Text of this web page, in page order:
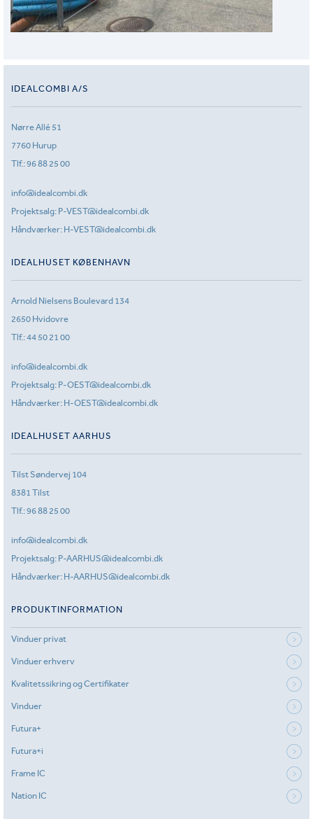
IDEALCOMBI A/S
Nørre Allé 51
7760 Hurup
Tlf.:96 88 25 00
info@idealcombi.dk
Projektsalg: P-VEST@idealcombi.dk
Håndværker: H-VEST@idealcombi.dk
IDEALHUSET KØBENHAVN
Arnold Nielsens Boulevard 134
2650 Hvidovre
Tlf.:44 50 21 00
info@idealcombi.dk
Projektsalg: P-OEST@idealcombi.dk
Håndværker: H-OEST@idealcombi.dk
IDEALHUSET AARHUS
Tilst Søndervej 104
8381 Tilst
Tlf.:96 88 25 00
info@idealcombi.dk
Projektsalg: P-AARHUS@idealcombi.dk
Håndværker: H-AARHUS@idealcombi.dk
PRODUKTINFORMATION
Vinduer privat
Vinduer erhverv
Kvalitetssikring og Certifikater
Vinduer
Futura+
Futura+i
Frame IC
Nation IC